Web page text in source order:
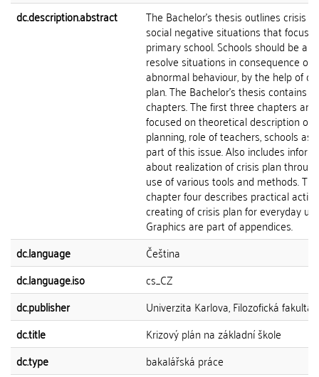
dc.description.abstract
The Bachelor's thesis outlines crisis
social negative situations that
primary school. Schools should be
resolve situations in consequence of
abnormal behaviour, by the help of
plan. The Bachelor's thesis contains
chapters. The first three chapters are
focused on theoretical description of
planning, role of teachers, schools as
part of this issue. Also includes
about realization of crisis plan
use of various tools and methods. The
chapter four describes practical
creating of crisis plan for everyday
Graphics are part of appendices.
dc.language
Čeština
dc.language.iso
cs_CZ
dc.publisher
Univerzita Karlova, Filozofická fakulta
dc.title
Krizový plán na základní škole
dc.type
bakalářská práce